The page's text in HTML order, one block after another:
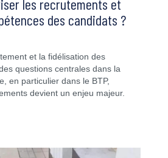
les recrutements et
des candidats ?
et la fidélisation des
questions centrales dans la
en particulier dans le BTP,
devient un enjeu majeur.